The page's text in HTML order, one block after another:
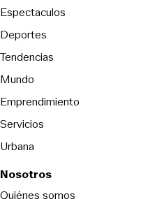
Espectaculos
Deportes
Tendencias
Mundo
Emprendimiento
Servicios
Urbana
Nosotros
Quiénes somos